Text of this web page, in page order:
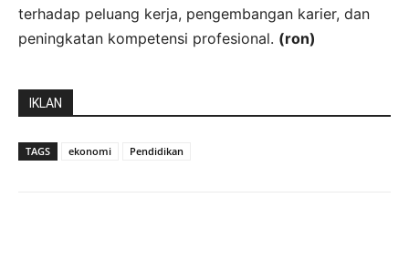
terhadap peluang kerja, pengembangan karier, dan
peningkatan kompetensi profesional. (ron)
IKLAN
TAGS ekonomi Pendidikan